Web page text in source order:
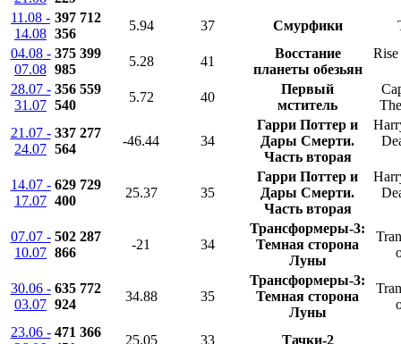
11.08 -
14.08
397 712
356
5.94 37 Смурфики
04.08 -
07.08
375 399
985
5.28 41
Восстание
планеты обезьян
28.07 -
31.07
356 559
540
5.72 40
Первый
мститель
21.07 -
24.07
337 277
564
-46.44 34
Гарри Поттер и
Дары Смерти.
Часть вторая
14.07 -
17.07
629 729
400
25.37 35
Гарри Поттер и
Дары Смерти.
Часть вторая
07.07 -
10.07
502 287
866
-21 34
Трансформеры-3:
Темная сторона
Луны
30.06 -
03.07
635 772
924
34.88 35
Трансформеры-3:
Темная сторона
Луны
23.06 - 471 366
25.05 33
Тачки-2